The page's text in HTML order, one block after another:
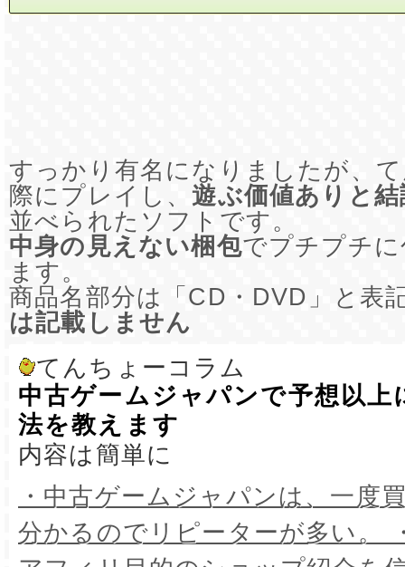
すっかり有名になりましたが、
際にプレイし、遊ぶ価値ありと
並べられたソフトです。
中身の見えない梱包でプチプチ
ます。
商品名部分は「CD・DVD」と表
は記載しません
てんちょーコラム
中古ゲームジャパンで予想以上
法を教えます
内容は簡単に
・中古ゲームジャパンは、一度
分かるのでリピーターが多い。